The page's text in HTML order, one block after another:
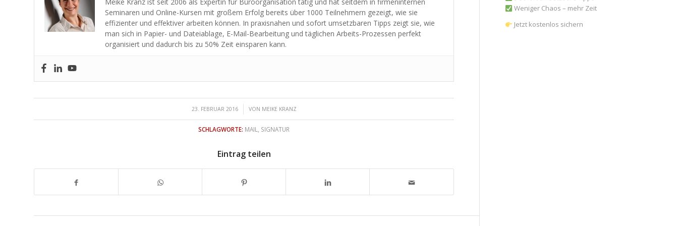
Seminaren und Online-Kursen mit großem Erfolg bereits über 1000 Teilnehmern gezeigt, wie sie
effizienter und effektiver arbeiten können. In praxisnahen und sofort umsetzbaren Tipps zeigt sie, wie
man sich in Papier- und Dateiablage, E-Mail-Bearbeitung und täglichen Arbeits-Prozessen perfekt
organisiert und dadurch bis zu 50% Zeit einsparen kann.
23. FEBRUAR 2016
/ VON MEIKE KRANZ
SCHLAGWORTE: MAIL SIGNATUR
Eintrag teilen
Weniger Chaos – mehr Zeit
Jetzt kostenlos sichern